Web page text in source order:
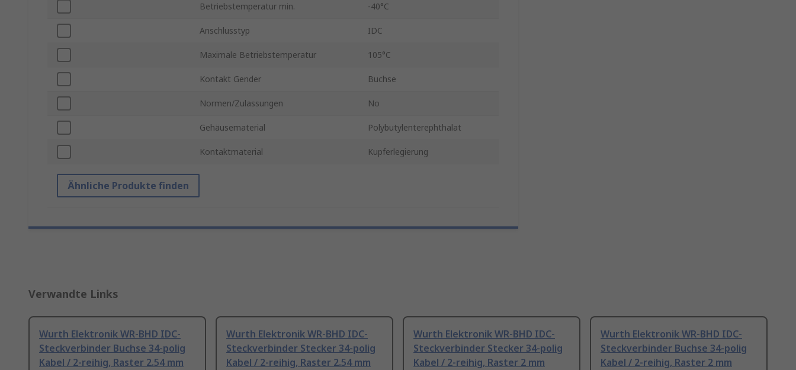
Betriebstemperatur min. -40°C
Anschlusstyp IDC
Maximale Betriebstemperatur 105°C
Kontakt Gender Buchse
Normen/Zulassungen No
Gehäusematerial Polybutylenterephthalat
Kontaktmaterial Kupferlegierung
Ähnliche Produkte finden
Verwandte Links
Wurth Elektronik WR-BHD IDC-
Steckverbinder Buchse 34-polig
Kabel / 2-reihig, Raster 2.54 mm
Wurth Elektronik WR-BHD IDC-
Steckverbinder Stecker 34-polig
Kabel / 2-reihig, Raster 2.54 mm
Wurth Elektronik WR-BHD IDC-
Steckverbinder Stecker 34-polig
Kabel / 2-reihig, Raster 2 mm
Wurth Elektronik WR-BHD IDC-
Steckverbinder Buchse 34-polig
Kabel / 2-reihig, Raster 2 mm